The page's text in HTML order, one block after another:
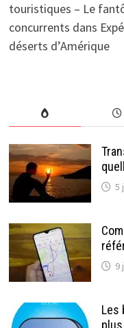
touristiques – Le
concurrents dans
déserts d’Amérique
5
9
Les